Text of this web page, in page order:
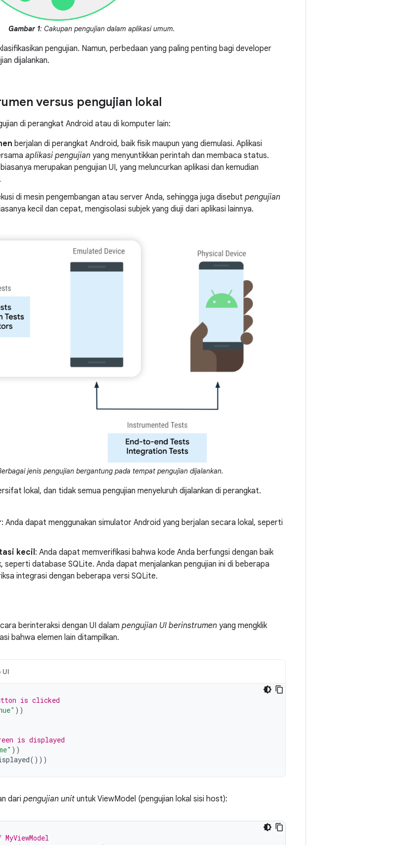
Gambar 1: Cakupan pengujian dalam aplikasi umum.
pengujian. Namun, perbedaan yang paling penting bagi developer
dijalankan.
versus pengujian lokal
di perangkat Android atau di komputer lain:
berjalan di perangkat Android, baik fisik maupun yang diemulasi. Aplikasi
aplikasi pengujian yang menyuntikkan perintah dan membaca status.
merupakan pengujian UI, yang meluncurkan aplikasi dan kemudian
di mesin pengembangan atau server Anda, sehingga juga disebut pengujian
kecil dan cepat, mengisolasi subjek yang diuji dari aplikasi lainnya.
jenis pengujian bergantung pada tempat pengujian dijalankan.
lokal, dan tidak semua pengujian menyeluruh dijalankan di perangkat.
: Anda dapat menggunakan simulator Android yang berjalan secara lokal, seperti
kecil : Anda dapat memverifikasi bahwa kode Anda berfungsi dengan baik
database SQLite. Anda dapat menjalankan pengujian ini di beberapa
integrasi dengan beberapa versi SQLite.
berinteraksi dengan UI dalam pengujian UI berinstrumen yang mengklik
bahwa elemen lain ditampilkan.
is clicked
))
is displayed
))
()))
dari pengujian unit untuk ViewModel (pengujian lokal sisi host):